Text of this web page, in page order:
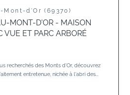
Mont-d'Or (69370)
MONT-D'OR - MAISON
VUE ET PARC ARBORÉ
recherchés des Monts d'Or, découvrez
entretenue, nichée à l'abri des...